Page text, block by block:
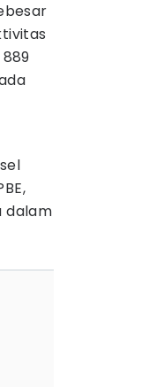
dalam